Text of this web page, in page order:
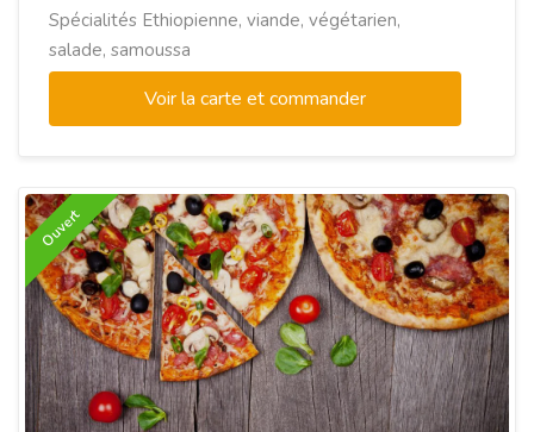
Spécialités Ethiopienne, viande, végétarien,
salade, samoussa
Voir la carte et commander
Ouvert